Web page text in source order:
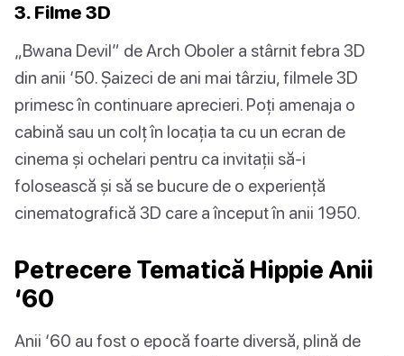
3. Filme 3D
„Bwana Devil” de Arch Oboler a stârnit febra 3D
din anii ‘50. Șaizeci de ani mai târziu, filmele 3D
primesc în continuare aprecieri. Poți amenaja o
cabină sau un colț în locația ta cu un ecran de
cinema și ochelari pentru ca invitații să-i
folosească și să se bucure de o experiență
cinematografică 3D care a început în anii 1950.
Petrecere Tematică Hippie Anii
‘60
Anii ‘60 au fost o epocă foarte diversă, plină de